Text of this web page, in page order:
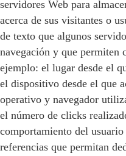
servidores Web para
acerca de sus visitantes o
de texto que algunos
navegación y que permiten
ejemplo: el lugar desde el
el dispositivo desde el que
operativo y navegador
el número de clicks
comportamiento del
referencias que permitan